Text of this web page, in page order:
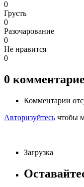
0
Грусть
0
Разочарование
0
Не нравится
0
0
Комментарии
Авторизуйтесь чтобы
Загрузка